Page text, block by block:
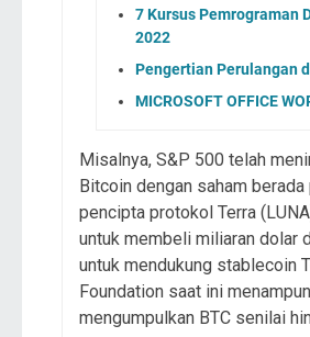
7 Kursus Pemrograman
2022
Pengertian Perulangan
MICROSOFT OFFICE
Misalnya, S&P 500 telah
Bitcoin dengan saham
pencipta protokol Terra
untuk membeli miliaran dolar
untuk mendukung stablecoin
Foundation saat ini
mengumpulkan BTC senilai